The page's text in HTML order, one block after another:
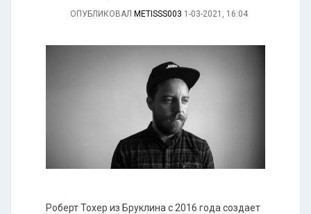
ОПУБЛИКОВАЛ METISSS003 1-03-2021, 16:04
Роберт Тохер из Бруклина с 2016 года создает